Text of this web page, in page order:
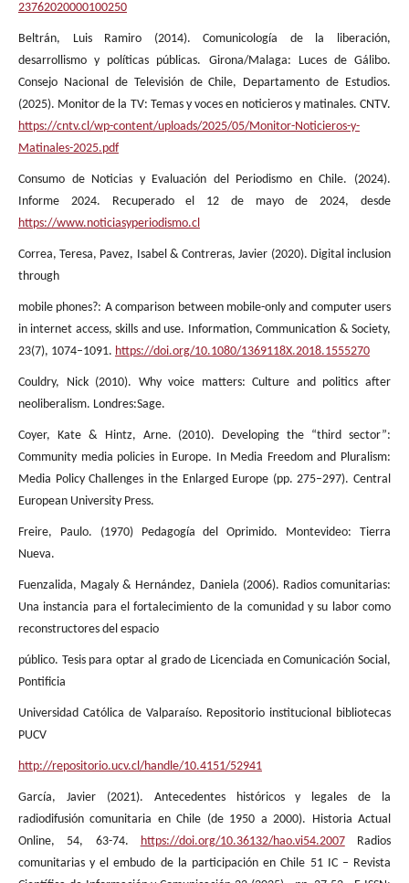
23762020000100250
Beltrán, Luis Ramiro (2014). Comunicología de la liberación,
desarrollismo y políticas públicas. Girona/Malaga: Luces de Gálibo.
Consejo Nacional de Televisión de Chile, Departamento de Estudios.
(2025). Monitor de la TV: Temas y voces en noticieros y matinales. CNTV.
https://cntv.cl/wp-content/uploads/2025/05/Monitor-Noticieros-y-
Matinales-2025.pdf
Consumo de Noticias y Evaluación del Periodismo en Chile. (2024).
Informe 2024. Recuperado el 12 de mayo de 2024, desde
https://www.noticiasyperiodismo.cl
Correa, Teresa, Pavez, Isabel & Contreras, Javier (2020). Digital inclusion
through
mobile phones?: A comparison between mobile-only and computer users
in internet access, skills and use. Information, Communication & Society,
23(7), 1074–1091. https://doi.org/10.1080/1369118X.2018.1555270
Couldry, Nick (2010). Why voice matters: Culture and politics after
neoliberalism. Londres:Sage.
Coyer, Kate & Hintz, Arne. (2010). Developing the “third sector”:
Community media policies in Europe. In Media Freedom and Pluralism:
Media Policy Challenges in the Enlarged Europe (pp. 275–297). Central
European University Press.
Freire, Paulo. (1970) Pedagogía del Oprimido. Montevideo: Tierra
Nueva.
Fuenzalida, Magaly & Hernández, Daniela (2006). Radios comunitarias:
Una instancia para el fortalecimiento de la comunidad y su labor como
reconstructores del espacio
público. Tesis para optar al grado de Licenciada en Comunicación Social,
Pontificia
Universidad Católica de Valparaíso. Repositorio institucional bibliotecas
PUCV
http://repositorio.ucv.cl/handle/10.4151/52941
García, Javier (2021). Antecedentes históricos y legales de la
radiodifusión comunitaria en Chile (de 1950 a 2000). Historia Actual
Online, 54, 63-74. https://doi.org/10.36132/hao.vi54.2007Radios
comunitarias y el embudo de la participación en Chile 51 IC – Revista